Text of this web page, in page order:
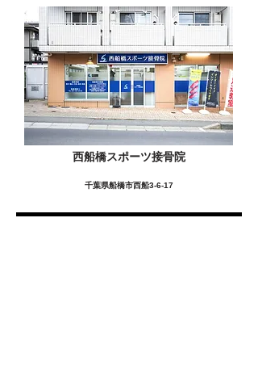
西船橋スポーツ接骨院
千葉県船橋市西船3-6-17